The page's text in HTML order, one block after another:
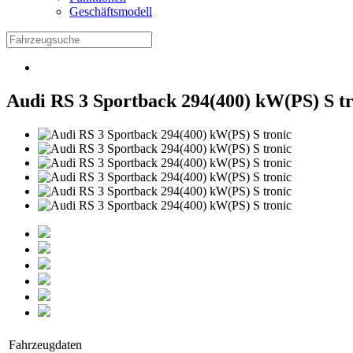
Geschäftsmodell
Audi RS 3 Sportback 294(400) kW(PS) S
Fahrzeugdaten